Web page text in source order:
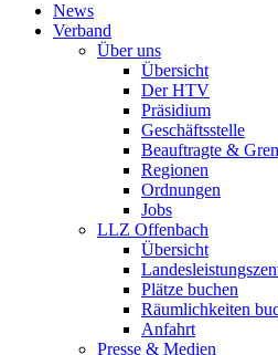
News
Verband
Über uns
Übersicht
Der HTV
Präsidium
Geschäftsstelle
Beauftragte &
Regionen
Ordnungen
Jobs
LLZ Offenbach
Übersicht
Plätze buchen
Räumlichkeiten
Anfahrt
Presse & Medien